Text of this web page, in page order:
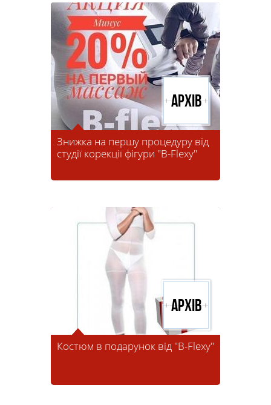
Знижка на першу процедуру від
студії корекції фігури "B-Flexy"
Архів
Костюм в подарунок від "B-Flexy"
Архів